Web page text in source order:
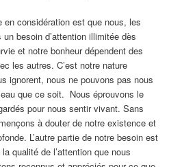
en considération est que nous, les
besoin d’attention illimitée dès
et notre bonheur dépendent des
les autres. C’est notre nature
ignorent, nous ne pouvons pas nous
que ce soit. Nous éprouvons le
pour nous sentir vivant. Sans
à douter de notre existence et
L’autre partie de notre besoin est
qualité de l’attention que nous